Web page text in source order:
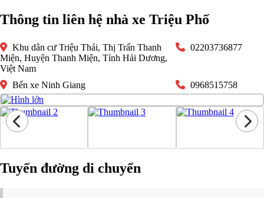
Thông tin liên hệ nhà xe Triệu Phố
Khu dân cư Triệu Thái, Thị Trấn Thanh
Miện, Huyện Thanh Miện, Tỉnh Hải Dương,
Việt Nam
02203736877
Bến xe Ninh Giang 0968515758
Tuyến đường di chuyển